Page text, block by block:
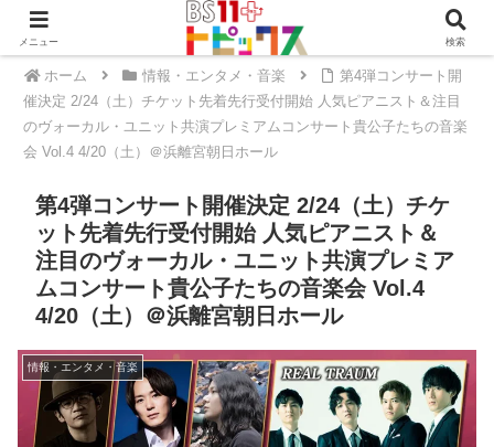
ホーム 情報・エンタメ・音楽
第4弾コンサート開
催決定 2/24（土）チケット先着先行受付開始 人気ピアニスト＆注目
のヴォーカル・ユニット共演プレミアムコンサート貴公子たちの音楽
会 Vol.4 4/20（土）＠浜離宮朝日ホール
第4弾コンサート開催決定 2/24（土）チケ
ット先着先行受付開始 人気ピアニスト＆
注目のヴォーカル・ユニット共演プレミア
ムコンサート貴公子たちの音楽会 Vol.4
4/20（土）＠浜離宮朝日ホール
情報・エンタメ・音楽
メニュー 検索